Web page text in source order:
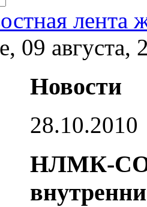
лента
09 августа,
Новости
28.10.2010
НЛМК-